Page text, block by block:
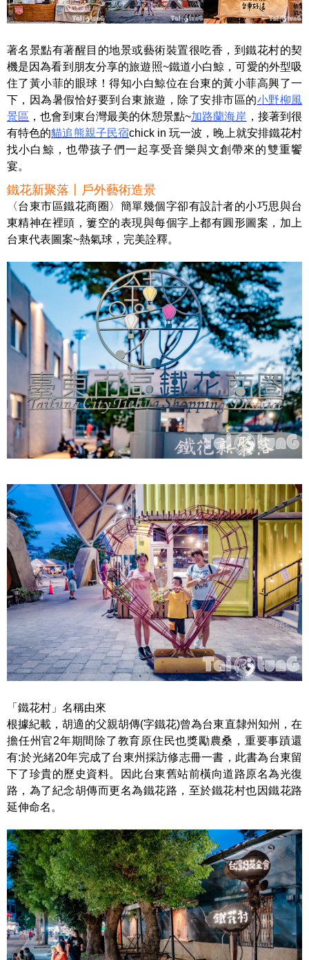
著名景點有著醒目的地景或藝術裝置很吃香，到鐵花村的契
機是因為看到朋友分享的旅遊照~鐵道小白鯨，可愛的外型吸
住了黃小菲的眼球！得知小白鯨位在台東的黃小菲高興了一
下，因為暑假恰好要到台東旅遊，除了安排市區的小野柳風
景區 ，也會到東台灣最美的休憩景點~加路蘭海岸 ，接著到很
有特色的貓追熊親子民宿chick in 玩一波，晚上就安排鐵花村
找小白鯨，也帶孩子們一起享受音樂與文創帶來的雙重饗
宴。
鐵花新聚落〡戶外藝術造景
〈台東市區鐵花商圈〉簡單幾個字卻有設計者的小巧思與台
東精神在裡頭，簍空的表現與每個字上都有圓形圖案，加上
台東代表圖案~熱氣球，完美詮釋。
「鐵花村」名稱由來
根據紀載，胡適的父親胡傳(字鐵花)曾為台東直隸州知州，在
擔任州官2年期間除了教育原住民也獎勵農桑，重要事蹟還
有:於光緒20年完成了台東州採訪修志冊一書，此書為台東留
下了珍貴的歷史資料。因此台東舊站前橫向道路原名為光復
路，為了紀念胡傳而更名為鐵花路，至於鐵花村也因鐵花路
延伸命名。